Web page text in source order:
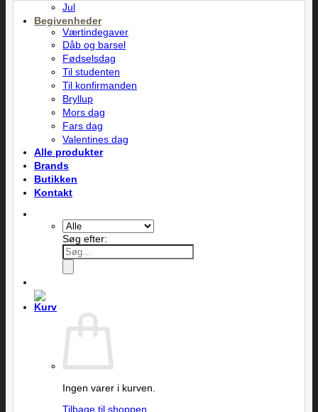
Jul
Begivenheder
Værtindegaver
Dåb og barsel
Fødselsdag
Til studenten
Til konfirmanden
Bryllup
Mors dag
Fars dag
Valentines dag
Alle produkter
Brands
Butikken
Kontakt
Søg efter:
Ingen varer i kurven.
Tilbage til shoppen